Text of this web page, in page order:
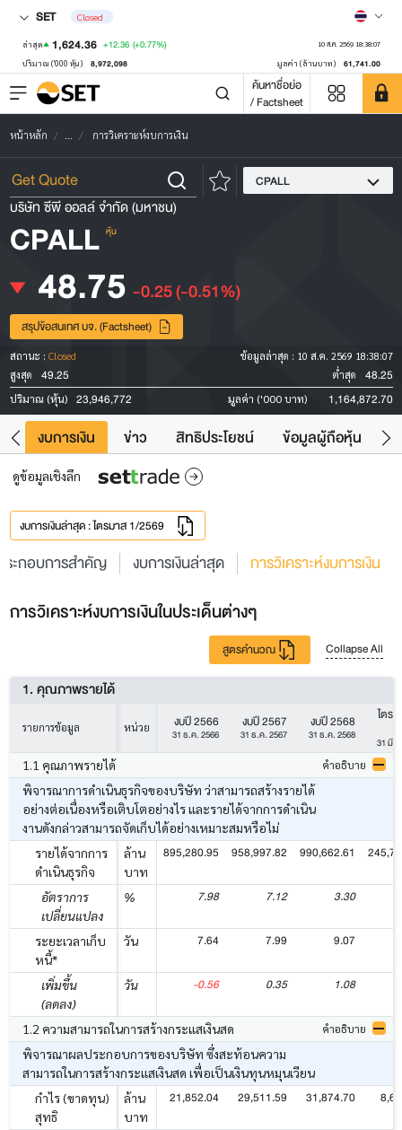
SET Closed
ล่าสุด 1,624.36 +12.36 (+0.77%) 10 ส.ค. 2569 18:38:07
ปริมาณ ('000 หุ้น) 8,972,098 มูลค่า (ล้านบาท) 61,741.00
ค้นหาชื่อย่อ
/ Factsheet
หน้าหลัก ... การวิเคราะห์งบการเงิน
CPALL
บริษัท ซีพี ออลล์ จำกัด (มหาชน)
CPALL หุ้น
48.75 -0.25(-0.51%)
สรุปข้อสนเทศ บจ. (Factsheet)
สถานะ : Closed ข้อมูลล่าสุด : 10 ส.ค. 2569 18:38:07
สูงสุด
49.25 ต่ำสุด 48.25
ปริมาณ (หุ้น) 23,946,772 มูลค่า ('000 บาท) 1,164,872.70
งบการเงิน ข่าว สิทธิประโยชน์ ข้อมูลผู้ถือหุ้น
ดูข้อมูลเชิงลึก
งบการเงินล่าสุด : ไตรมาส 1/2569
ะกอบการสำคัญ งบการเงินล่าสุด การวิเคราะห์งบการเงิน
การวิเคราะห์งบการเงินในประเด็นต่างๆ
สูตรคำนวณ Collapse All
1. คุณภาพรายได้
รายการข้อมูล หน่วย งบปี 2566
31 ธ.ค. 2566
งบปี 2567
31 ธ.ค. 2567
งบปี 2568
31 ธ.ค. 2568
ไตร
31 มี.
1.1 คุณภาพรายได้ คำอธิบาย
พิจารณาการดำเนินธุรกิจของบริษัท ว่าสามารถสร้างรายได้
อย่างต่อเนื่องหรือเติบโตอย่างไร และรายได้จากการดำเนิน
งานดังกล่าวสามารถจัดเก็บได้อย่างเหมาะสมหรือไม่
รายได้จากการ
ดำเนินธุรกิจ
ล้าน
บาท
895,280.95 958,997.82 990,662.61
อัตราการ
เปลี่ยนแปลง
% 7.98 7.12 3.30
ระยะเวลาเก็บ
หนี้*
วัน 7.64 7.99 9.07
เพิ่มขึ้น
(ลดลง)
วัน -0.56 0.35 1.08
1.2 ความสามารถในการสร้างกระแสเงินสด คำอธิบาย
พิจารณาผลประกอบการของบริษัท ซึ่งสะท้อนความ
สามารถในการสร้างกระแสเงินสด เพื่อเป็นเงินทุนหมุนเวียน
กำไร (ขาดทุน)
สุทธิ
ล้าน
บาท
21,852.04 29,511.59 31,874.70